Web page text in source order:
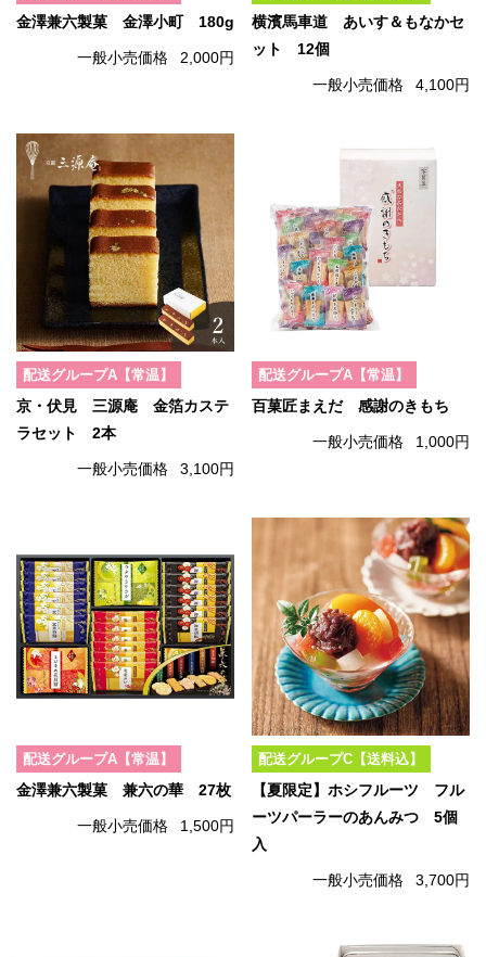
金澤兼六製菓 金澤小町 180g
一般小売価格 2,000円
横濱馬車道 あいす＆もなかセ
ット 12個
一般小売価格 4,100円
配送グループA【常温】
京・伏見 三源庵 金箔カステ
ラセット 2本
一般小売価格 3,100円
配送グループA【常温】
百菓匠まえだ 感謝のきもち
一般小売価格 1,000円
配送グループA【常温】
金澤兼六製菓 兼六の華 27枚
一般小売価格 1,500円
配送グループC【送料込】
【夏限定】ホシフルーツ フル
ーツパーラーのあんみつ 5個
入
一般小売価格 3,700円